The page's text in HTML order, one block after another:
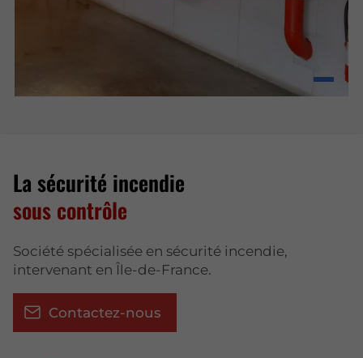
La sécurité incendie
sous contrôle
Société spécialisée en sécurité incendie,
intervenant en Île-de-France.
Contactez-nous